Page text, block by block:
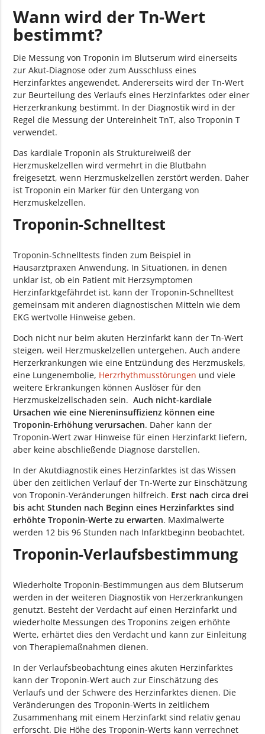
Wann wird der Tn-Wert
bestimmt?
Die Messung von Troponin im Blutserum wird einerseits
zur Akut-Diagnose oder zum Ausschluss eines
Herzinfarktes angewendet. Andererseits wird der Tn-Wert
zur Beurteilung des Verlaufs eines Herzinfarktes oder einer
Herzerkrankung bestimmt. In der Diagnostik wird in der
Regel die Messung der Untereinheit TnT, also Troponin T
verwendet.
Das kardiale Troponin als Struktureiweiß der
Herzmuskelzellen wird vermehrt in die Blutbahn
freigesetzt, wenn Herzmuskelzellen zerstört werden. Daher
ist Troponin ein Marker für den Untergang von
Herzmuskelzellen.
Troponin-Schnelltest
Troponin-Schnelltests finden zum Beispiel in
Hausarztpraxen Anwendung. In Situationen, in denen
unklar ist, ob ein Patient mit Herzsymptomen
Herzinfarktgefährdet ist, kann der Troponin-Schnelltest
gemeinsam mit anderen diagnostischen Mitteln wie dem
EKG wertvolle Hinweise geben.
Doch nicht nur beim akuten Herzinfarkt kann der Tn-Wert
steigen, weil Herzmuskelzellen untergehen. Auch andere
Herzerkrankungen wie eine Entzündung des Herzmuskels,
eine Lungenembolie, Herzrhythmusstörungen und viele
weitere Erkrankungen können Auslöser für den
Herzmuskelzellschaden sein.Auch nicht-kardiale
Ursachen wie eine Niereninsuffizienz können eine
Troponin-Erhöhung verursachen. Daher kann der
Troponin-Wert zwar Hinweise für einen Herzinfarkt liefern,
aber keine abschließende Diagnose darstellen.
In der Akutdiagnostik eines Herzinfarktes ist das Wissen
über den zeitlichen Verlauf der Tn-Werte zur Einschätzung
von Troponin-Veränderungen hilfreich. Erst nach circa drei
bis acht Stunden nach Beginn eines Herzinfarktes sind
erhöhte Troponin-Werte zu erwarten. Maximalwerte
werden 12 bis 96 Stunden nach Infarktbeginn beobachtet.
Troponin-Verlaufsbestimmung
Wiederholte Troponin-Bestimmungen aus dem Blutserum
werden in der weiteren Diagnostik von Herzerkrankungen
genutzt. Besteht der Verdacht auf einen Herzinfarkt und
wiederholte Messungen des Troponins zeigen erhöhte
Werte, erhärtet dies den Verdacht und kann zur Einleitung
von Therapiemaßnahmen dienen.
In der Verlaufsbeobachtung eines akuten Herzinfarktes
kann der Troponin-Wert auch zur Einschätzung des
Verlaufs und der Schwere des Herzinfarktes dienen. Die
Veränderungen des Troponin-Werts in zeitlichem
Zusammenhang mit einem Herzinfarkt sind relativ genau
erforscht. Die Höhe des Troponin-Werts kann verrechnet